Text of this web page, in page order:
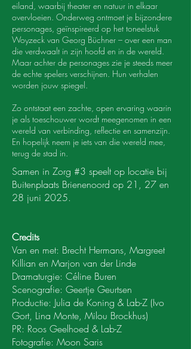
eiland, waarbij theater en natuur in elkaar
overvloeien. Onderweg ontmoet je bijzondere
personages, geïnspireerd op het toneelstuk
Woyzeck van Georg Büchner – over een man
die verdwaalt in zijn hoofd en in de wereld.
Maar achter de personages zie je steeds meer
de echte spelers verschijnen. Hun verhalen
worden jouw spiegel.
Zo ontstaat een zachte, open ervaring waarin
je als toeschouwer wordt meegenomen in een
wereld van verbinding, reflectie en samenzijn.
En hopelijk neem je iets van die wereld mee,
terug de stad in.
Samen in Zorg #3 speelt op locatie bij
Buitenplaats Brienenoord op 21, 27 en
28 juni 2025.
Credits
Van en met: Brecht Hermans, Margreet
Killian en Marjon van der Linde
Dramaturgie: Céline Buren
Scenografie: Geertje Geurtsen
Productie: Julia de Koning & Lab-Z (Ivo
Gort, Lina Monte, Milou Brockhus)
PR: Roos Geelhoed & Lab-Z
Fotografie: Moon Saris